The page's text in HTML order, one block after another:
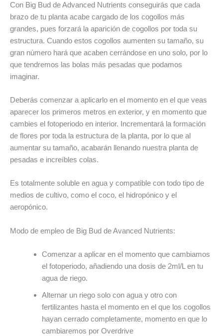
Con Big Bud de Advanced Nutrients conseguirás que cada
brazo de tu planta acabe cargado de los cogollos más
grandes, pues forzará la aparición de cogollos por toda su
estructura. Cuando estos cogollos aumenten su tamaño, su
gran número hará que acaben cerrándose en uno solo, por lo
que tendremos las bolas más pesadas que podamos
imaginar.
Deberás comenzar a aplicarlo en el momento en el que veas
aparecer los primeros metros en exterior, y en momento que
cambies el fotoperiodo en interior. Incrementará la formación
de flores por toda la estructura de la planta, por lo que al
aumentar su tamaño, acabarán llenando nuestra planta de
pesadas e increíbles colas.
Es totalmente soluble en agua y compatible con todo tipo de
medios de cultivo, como el coco, el hidropónico y el
aeropónico.
Modo de empleo de Big Bud de Avanced Nutrients:
Comenzar a aplicar en el momento que cambiamos
el fotoperiodo, añadiendo una dosis de 2ml/L en tu
agua de riego.
Alternar un riego solo con agua y otro con
fertilizantes hasta el momento en el que los cogollos
hayan cerrado completamente, momento en que lo
cambiaremos por Overdrive